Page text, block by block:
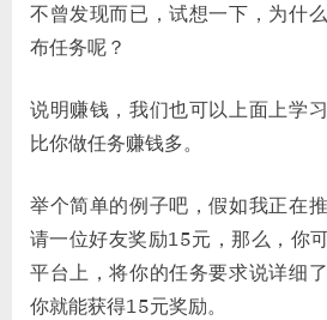
不曾发现而已，试想一下，为什
布任务呢？
说明赚钱，我们也可以上面上学
比你做任务赚钱多。
举个简单的例子吧，假如我正在
请一位好友奖励15元，那么，你
平台上，将你的任务要求说详细
你就能获得15元奖励。